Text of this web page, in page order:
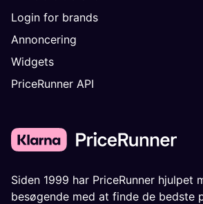
Login for brands
Annoncering
Widgets
PriceRunner API
Siden 1999 har PriceRunner hjulpet
besøgende med at finde de bedste